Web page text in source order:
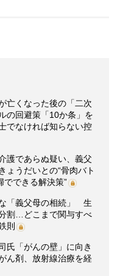
亡くなった後の「二次
の回避策「10か条」を
でなければ知らない控
護であらぬ疑い、義父
うだいとの“骨肉バト
できる解決策”
「義父母の相続」 生
割…どこまで関与すべ
則
氏「がんの壁」に向き
ん剤、放射線治療を経